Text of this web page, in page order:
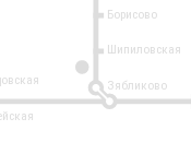
2
Борисово
Шипиловская
Зябликово